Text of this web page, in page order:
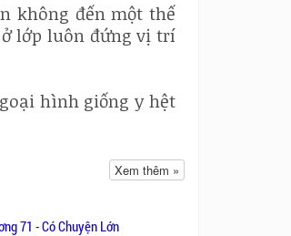
không đến một thế
lớp luôn đứng vị trí
hình giống y hệt
Xem thêm »
71 - Có Chuyện Lớn